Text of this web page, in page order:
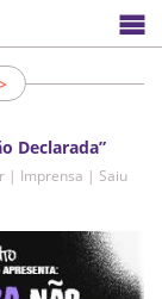
Declarada”
| Imprensa | Saiu